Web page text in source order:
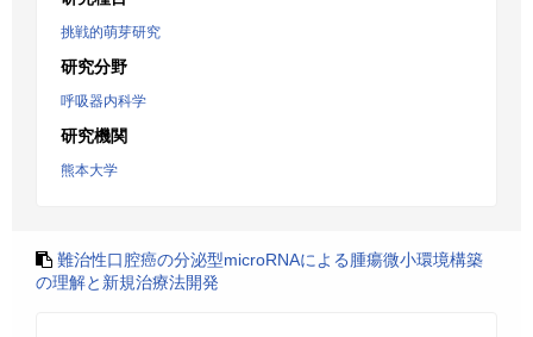
挑戦的萌芽研究
研究分野
呼吸器内科学
研究機関
熊本大学
難治性口腔癌の分泌型microRNAによる腫瘍微小環境構築
の理解と新規治療法開発